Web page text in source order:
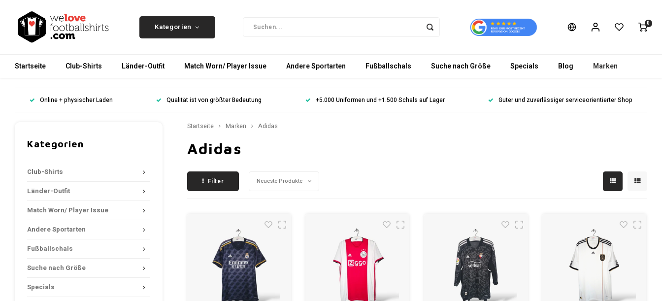
Kategorien 0
Startseite Club-Shirts Länder-Outfit Match Worn/ Player Issue Andere Sportarten Fußballschals Suche nach Größe Specials Blog Marken
Online + physischer Laden Qualität ist von größter Bedeutung +5.000 Uniformen und +1.500 Schals auf Lager Guter und zuverlässiger serviceorientierter Shop
Kategorien
Club-Shirts
Länder-Outfit
Match Worn/ Player Issue
Andere Sportarten
Fußballschals
Suche nach Größe
Specials
Startseite Marken Adidas
Adidas
Filter Neueste Produkte